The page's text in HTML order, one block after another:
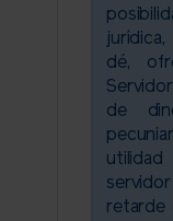
dé,
de
retarde